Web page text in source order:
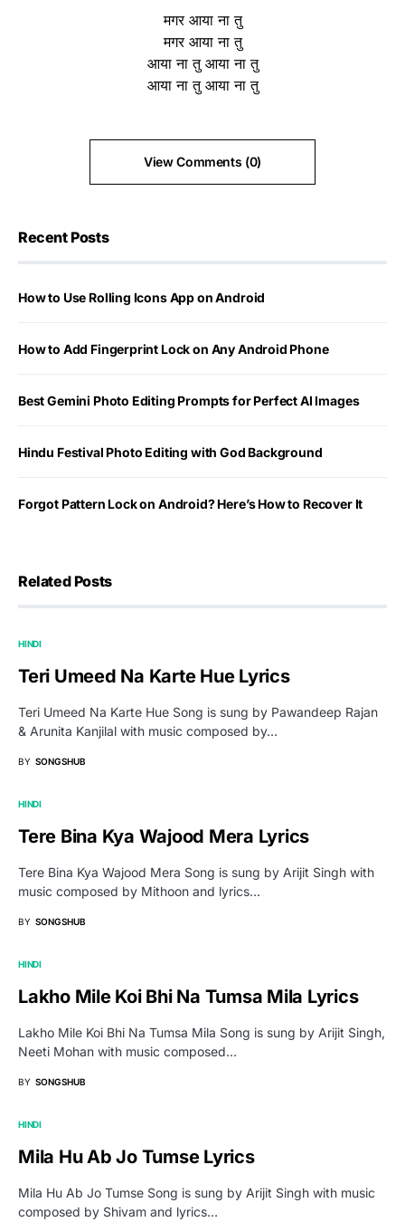
मगर आया ना तु
मगर आया ना तु
आया ना तु आया ना तु
आया ना तु आया ना तु
View Comments (0)
Recent Posts
How to Use Rolling Icons App on Android
How to Add Fingerprint Lock on Any Android Phone
Best Gemini Photo Editing Prompts for Perfect AI Images
Hindu Festival Photo Editing with God Background
Forgot Pattern Lock on Android? Here’s How to Recover It
Related Posts
HINDI
Teri Umeed Na Karte Hue Lyrics
Teri Umeed Na Karte Hue Song is sung by Pawandeep Rajan
& Arunita Kanjilal with music composed by…
BY SONGSHUB
HINDI
Tere Bina Kya Wajood Mera Lyrics
Tere Bina Kya Wajood Mera Song is sung by Arijit Singh with
music composed by Mithoon and lyrics…
BY SONGSHUB
HINDI
Lakho Mile Koi Bhi Na Tumsa Mila Lyrics
Lakho Mile Koi Bhi Na Tumsa Mila Song is sung by Arijit Singh,
Neeti Mohan with music composed…
BY SONGSHUB
HINDI
Mila Hu Ab Jo Tumse Lyrics
Mila Hu Ab Jo Tumse Song is sung by Arijit Singh with music
composed by Shivam and lyrics…